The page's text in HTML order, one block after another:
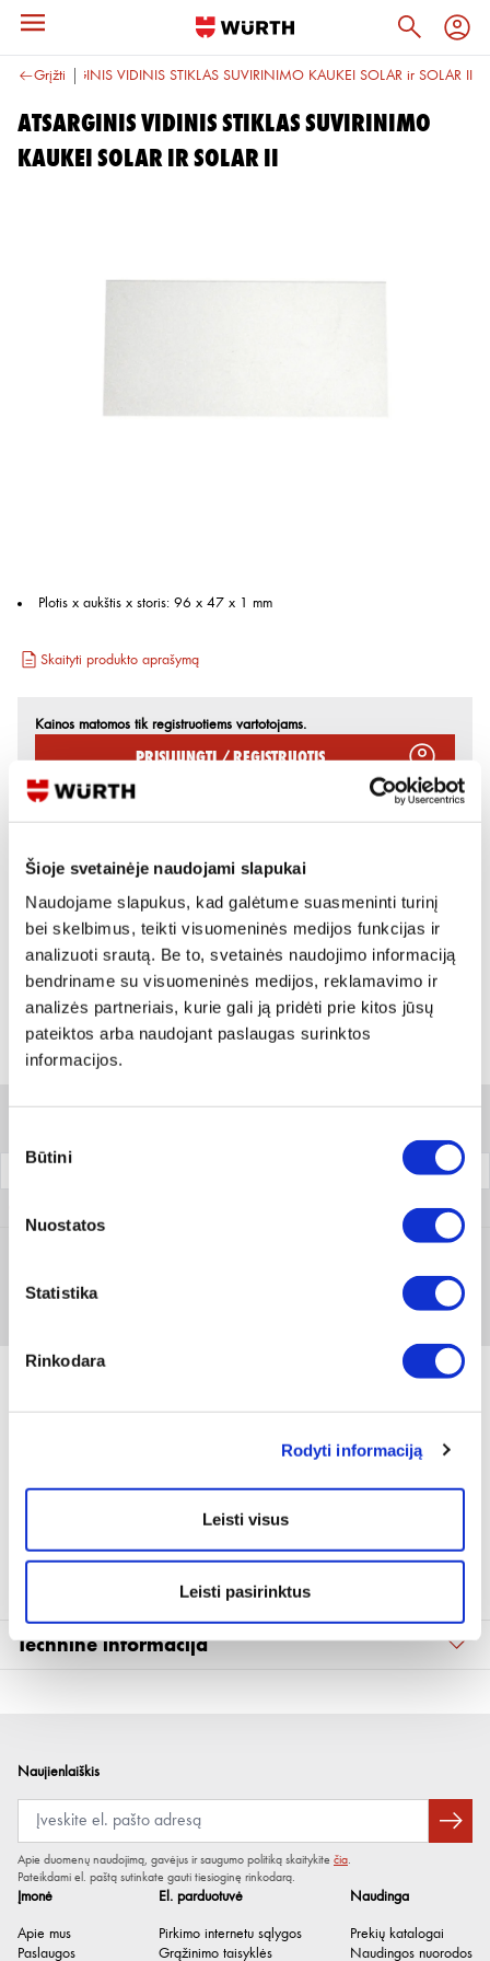
Šioje svetainėje naudojami slapukai
Naudojame slapukus, kad galėtume suasmeninti turinį
bei skelbimus, teikti visuomeninės medijos funkcijas ir
analizuoti srautą. Be to, svetainės naudojimo informaciją
bendriname su visuomeninės medijos, reklamavimo ir
analizės partneriais, kurie gali ją pridėti prie kitos jūsų
pateiktos arba naudojant paslaugas surinktos
informacijos.
pasirinkimas
Būtini
Nuostatos
Statistika
Rinkodara
Rodyti informaciją
Leisti visus
Leisti pasirinktus
Grįžti
ATSARGINIS VIDINIS STIKLAS SUVIRINIMO KAUKEI SOLAR ir SOLAR II
ATSARGINIS VIDINIS STIKLAS SUVIRINIMO
KAUKEI SOLAR ir SOLAR II
Plotis x aukštis x storis: 96 x 47 x 1 mm
Skaityti produkto aprašymą
Kainos matomos tik registruotiems vartotojams.
Prisijungti / Registruotis
Reikia daugiau informacijos?
Rodyti artimiausią parduotuvę
Skambinti:+370 694 91387
Variantai
Medžiaga: polikarbonatas
Techninė informacija
Įmonė
Apie mus
Paslaugos
El. parduotuvė
Pirkimo internetu sąlygos
Grąžinimo taisyklės
Naudinga
Prekių katalogai
Naudingos nuorodos
Naujienlaiškis
Apie duomenų naudojimą, gavėjus ir saugumo politiką skaitykite čia.
Pateikdami el. paštą sutinkate gauti tiesioginę rinkodarą.